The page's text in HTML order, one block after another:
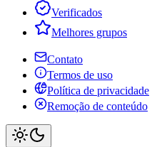
Verificados
Melhores grupos
Contato
Termos de uso
Política de privacidade
Remoção de conteúdo